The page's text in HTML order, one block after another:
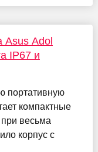
Adol
IP67 и
портативную
компактные
весьма
корпус с